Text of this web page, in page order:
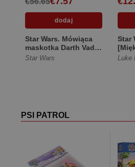
Star Wars. Mówiąca
maskotka Darth Vader
38 cm
Star Wars
Star
Luke
PSI PATROL